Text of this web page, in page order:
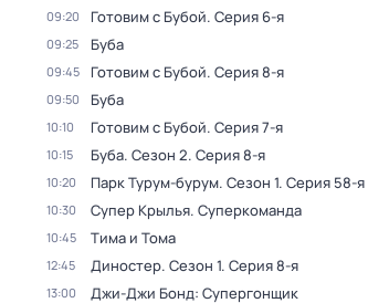
09:20 Готовим с Бубой. Серия 6-я
09:25 Буба
09:45 Готовим с Бубой. Серия 8-я
09:50 Буба
10:10 Готовим с Бубой. Серия 7-я
10:15 Буба. Сезон 2. Серия 8-я
10:20 Парк Турум-бурум. Сезон 1. Серия 58-я
10:30 Супер Крылья. Суперкоманда
10:45 Тима и Тома
12:45 Диностер. Сезон 1. Серия 8-я
13:00 Джи-Джи Бонд: Супергонщик